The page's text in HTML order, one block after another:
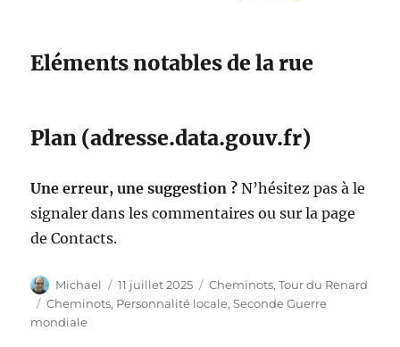
Eléments notables de la rue
Plan (adresse.data.gouv.fr)
Une erreur, une suggestion ? N’hésitez pas à le
signaler dans les commentaires ou sur la page
de Contacts.
Auteur
Michael
Publié
le
11 juillet 2025 Catégories
Cheminots,Tour du Renard
Étiquettes
Cheminots, Personnalité locale,Seconde Guerre
mondiale